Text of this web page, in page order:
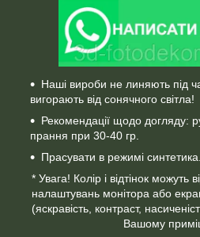
Наші вироби не линяють під
вигорають від сонячного світла!
Рекомендації щодо догляду:
прання при 30-40 гр.
Прасувати в режимі синтетика.
* Увага! Колір і відтінок можуть
налаштувань монітора або
(яскравість, контраст,
Вашому